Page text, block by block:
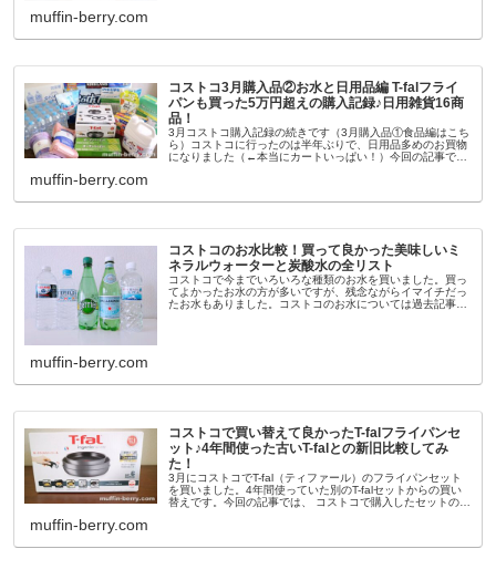
muffin-berry.com
コストコ3月購入品②お水と日用品編 T-falフライ
パンも買った5万円超えの購入記録♪日用雑貨16商
品！
3月コストコ購入記録の続きです（3月購入品①食品編はこち
ら）コストコに行ったのは半年ぶりで、日用品多めのお買物
になりました（←本当にカートいっぱい！）今回の記事で
muffin-berry.com
コストコのお水比較！買って良かった美味しいミ
ネラルウォーターと炭酸水の全リスト
コストコで今までいろいろな種類のお水を買いました。買っ
てよかったお水の方が多いですが、残念ながらイマイチだっ
たお水もありました。コストコのお水については過去記事の
muffin-berry.com
コストコで買い替えて良かったT-falフライパンセ
ット♪4年間使った古いT-falとの新旧比較してみ
た！
3月にコストコでT-fal（ティファール）のフライパンセット
を買いました。4年間使っていた別のT-falセットからの買い
替えです。今回の記事では、 コストコで購入したセットの詳
muffin-berry.com